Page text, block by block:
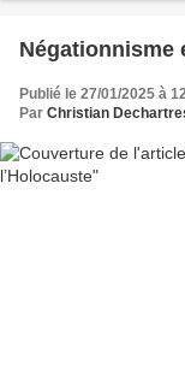
Négationnisme
Publié le 27/01/2025 à
Par Christian